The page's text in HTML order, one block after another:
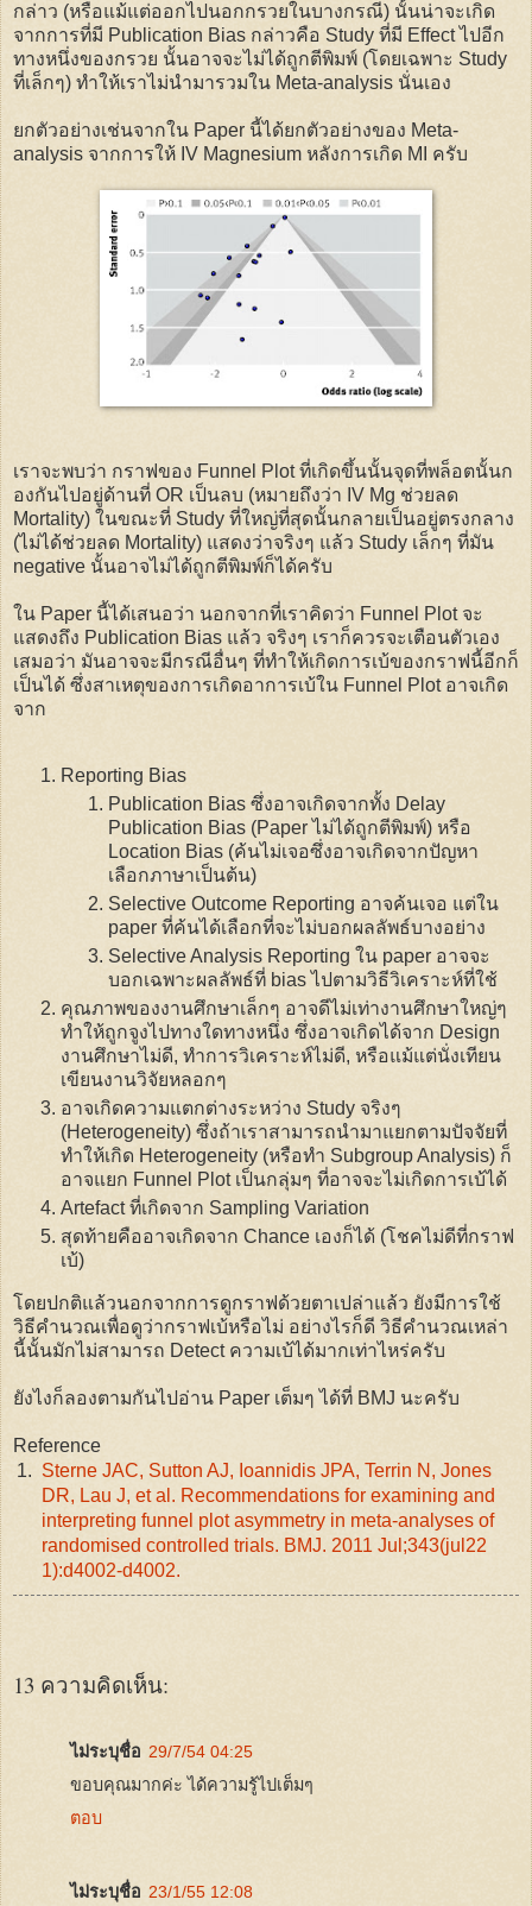
กล่าว (หรือแม้แต่ออกไปนอกกรวยในบางกรณี) นั้นน่าจะเกิด
จากการที่มี Publication Bias กล่าวคือ Study ที่มี Effect ไปอีก
ทางหนึ่งของกรวย นั้นอาจจะไม่ได้ถูกตีพิมพ์ (โดยเฉพาะ Study
ที่เล็กๆ) ทำให้เราไม่นำมารวมใน Meta-analysis นั่นเอง
ยกตัวอย่างเช่นจากใน Paper นี้ได้ยกตัวอย่างของ Meta-
analysis จากการให้ IV Magnesium หลังการเกิด MI ครับ
เราจะพบว่า กราฟของ Funnel Plot ที่เกิดขึ้นนั้นจุดที่พล็อตนั้นก
องกันไปอยู่ด้านที่ OR เป็นลบ (หมายถึงว่า IV Mg ช่วยลด
Mortality) ในขณะที่ Study ที่ใหญ่ที่สุดนั้นกลายเป็นอยู่ตรงกลาง
(ไม่ได้ช่วยลด Mortality) แสดงว่าจริงๆ แล้ว Study เล็กๆ ที่มัน
negative นั้นอาจไม่ได้ถูกตีพิมพ์ก็ได้ครับ
ใน Paper นี้ได้เสนอว่า นอกจากที่เราคิดว่า Funnel Plot จะ
แสดงถึง Publication Bias แล้ว จริงๆ เราก็ควรจะเตือนตัวเอง
เสมอว่า มันอาจจะมีกรณีอื่นๆ ที่ทำให้เกิดการเบ้ของกราฟนี้อีกก็
เป็นได้ ซึ่งสาเหตุของการเกิดอาการเบ้ใน Funnel Plot อาจเกิด
จาก
Reporting Bias
Publication Bias ซึ่งอาจเกิดจากทั้ง Delay
Publication Bias (Paper ไม่ได้ถูกตีพิมพ์) หรือ
Location Bias (ค้นไม่เจอซึ่งอาจเกิดจากปัญหา
เลือกภาษาเป็นต้น)
Selective Outcome Reporting อาจค้นเจอ แต่ใน
paper ที่ค้นได้เลือกที่จะไม่บอกผลลัพธ์บางอย่าง
Selective Analysis Reporting ใน paper อาจจะ
บอกเฉพาะผลลัพธ์ที่ bias ไปตามวิธีวิเคราะห์ที่ใช้
คุณภาพของงานศึกษาเล็กๆ อาจดีไม่เท่างานศึกษาใหญ่ๆ
ทำให้ถูกจูงไปทางใดทางหนึ่ง ซึ่งอาจเกิดได้จาก Design
งานศึกษาไม่ดี, ทำการวิเคราะห์ไม่ดี, หรือแม้แต่นั่งเทียน
เขียนงานวิจัยหลอกๆ
อาจเกิดความแตกต่างระหว่าง Study จริงๆ
(Heterogeneity) ซึ่งถ้าเราสามารถนำมาแยกตามปัจจัยที่
ทำให้เกิด Heterogeneity (หรือทำ Subgroup Analysis) ก็
อาจแยก Funnel Plot เป็นกลุ่มๆ ที่อาจจะไม่เกิดการเบ้ได้
Artefact ที่เกิดจาก Sampling Variation
สุดท้ายคืออาจเกิดจาก Chance เองก็ได้ (โชคไม่ดีที่กราฟ
เบ้)
โดยปกติแล้วนอกจากการดูกราฟด้วยตาเปล่าแล้ว ยังมีการใช้
วิธีคำนวณเพื่อดูว่ากราฟเบ้หรือไม่ อย่างไรก็ดี วิธีคำนวณเหล่า
นี้นั้นมักไม่สามารถ Detect ความเบ้ได้มากเท่าไหร่ครับ
ยังไงก็ลองตามกันไปอ่าน Paper เต็มๆ ได้ที่ BMJ นะครับ
Reference
1. Sterne JAC, Sutton AJ, Ioannidis JPA, Terrin N, Jones
DR, Lau J, et al. Recommendations for examining and
interpreting funnel plot asymmetry in meta-analyses of
randomised controlled trials. BMJ. 2011 Jul;343(jul22
1):d4002-d4002.
13 ความคิดเห็น:
ไม่ระบุชื่อ 29/7/54 04:25
ขอบคุณมากค่ะ ได้ความรู้ไปเต็มๆ
ตอบ
ไม่ระบุชื่อ 23/1/55 12:08